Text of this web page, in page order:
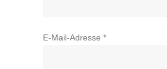
E-Mail-Adresse *